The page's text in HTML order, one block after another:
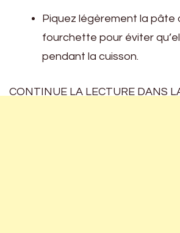
Piquez légèrement la pâte
fourchette pour éviter
pendant la cuisson.
CONTINUE LA LECTURE DANS